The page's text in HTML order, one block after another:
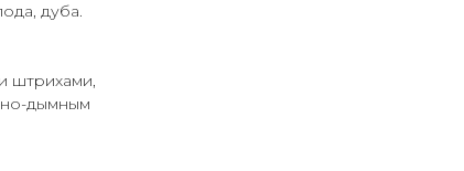
дуба.
штрихами,
дымным